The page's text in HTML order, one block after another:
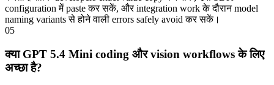
configuration में paste कर सकें, और integration work के दौरान model
naming variants से होने वाली errors safely avoid कर सकें।
05
क्या GPT 5.4 Mini coding और vision workflows के लिए
अच्छा है?